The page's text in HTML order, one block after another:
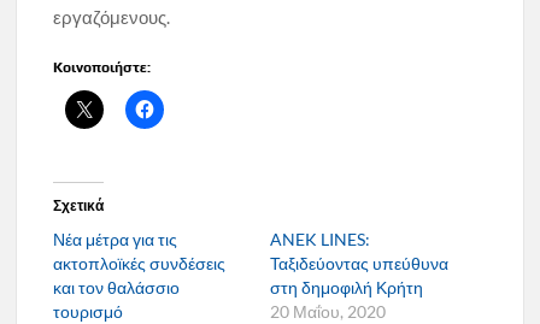
εργαζόμενους.
Κοινοποιήστε:
Σχετικά
Νέα μέτρα για τις
ακτοπλοϊκές συνδέσεις
και τον θαλάσσιο
τουρισμό
ANEK LINES:
Ταξιδεύοντας υπεύθυνα
στη δημοφιλή Κρήτη
20 Μαΐου, 2020